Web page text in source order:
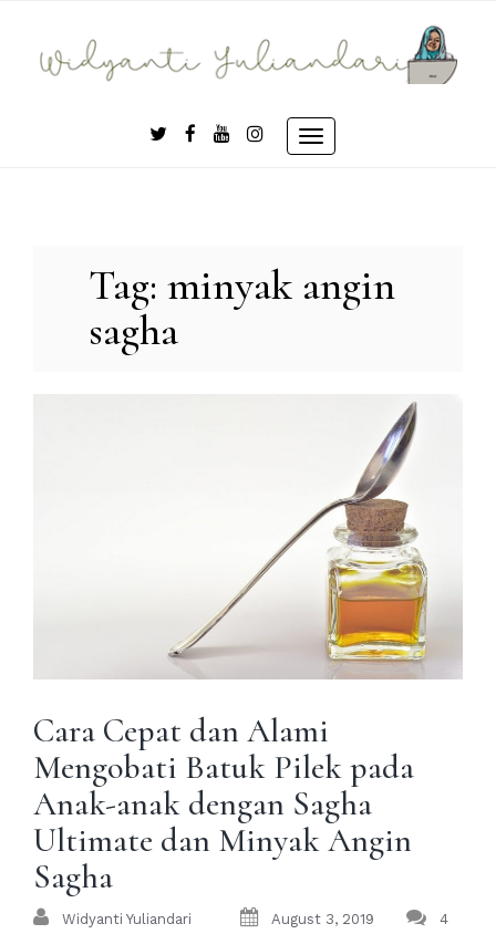
content
Toggle
Tag: minyak angin
sagha
Cara Cepat dan Alami
Mengobati Batuk Pilek pada
Anak-anak dengan Sagha
Ultimate dan Minyak Angin
Sagha
Widyanti Yuliandari August 3, 2019
4